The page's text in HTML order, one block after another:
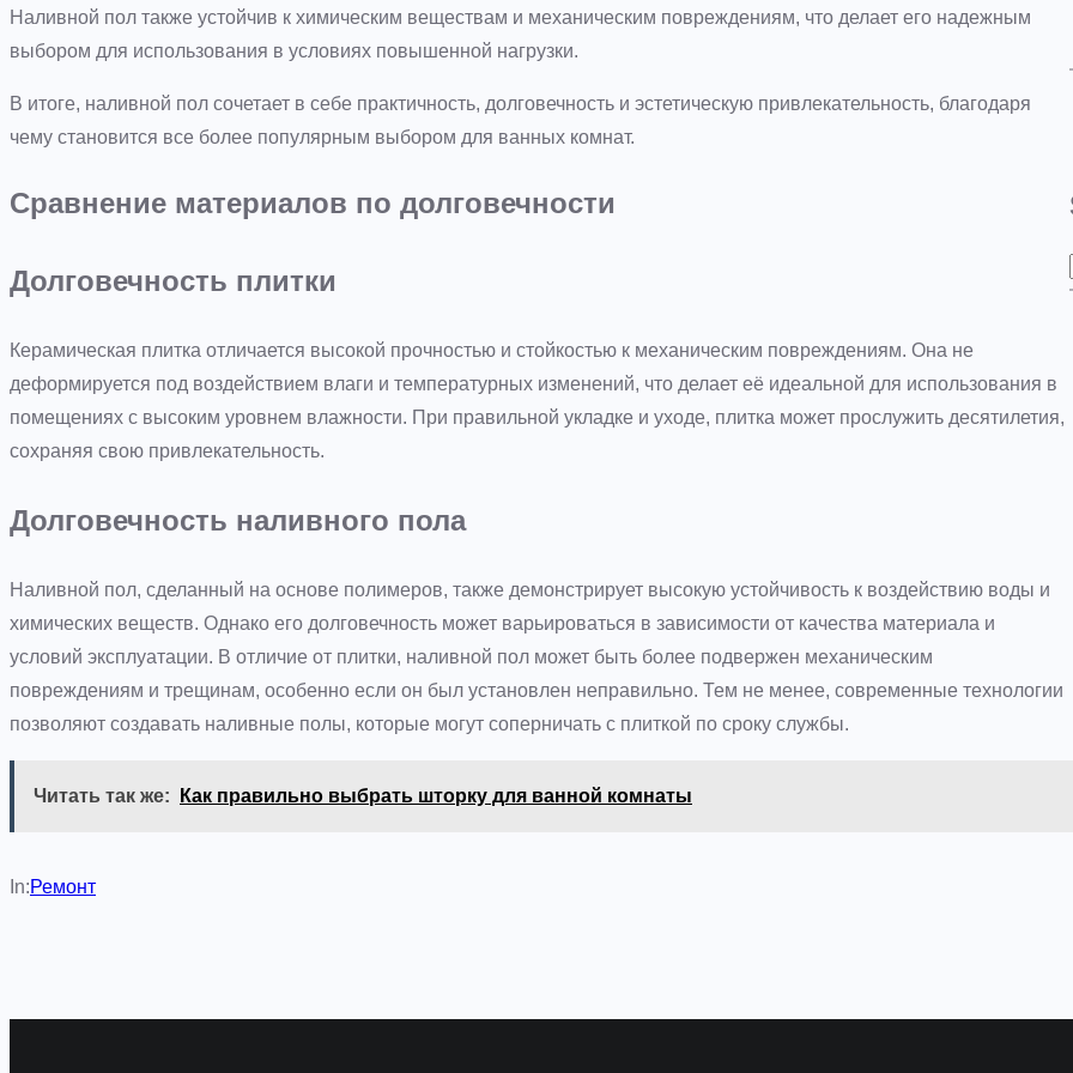
Наливной пол также устойчив к химическим веществам и механическим повреждениям, что делает его надежным
выбором для использования в условиях повышенной нагрузки.
В итоге, наливной пол сочетает в себе практичность, долговечность и эстетическую привлекательность, благодаря
чему становится все более популярным выбором для ванных комнат.
Сравнение материалов по долговечности
Долговечность плитки
Керамическая плитка отличается высокой прочностью и стойкостью к механическим повреждениям. Она не
деформируется под воздействием влаги и температурных изменений, что делает её идеальной для использования в
помещениях с высоким уровнем влажности. При правильной укладке и уходе, плитка может прослужить десятилетия,
сохраняя свою привлекательность.
Долговечность наливного пола
Наливной пол, сделанный на основе полимеров, также демонстрирует высокую устойчивость к воздействию воды и
химических веществ. Однако его долговечность может варьироваться в зависимости от качества материала и
условий эксплуатации. В отличие от плитки, наливной пол может быть более подвержен механическим
повреждениям и трещинам, особенно если он был установлен неправильно. Тем не менее, современные технологии
позволяют создавать наливные полы, которые могут соперничать с плиткой по сроку службы.
Читать так же: Как правильно выбрать шторку для ванной комнаты
In:Ремонт